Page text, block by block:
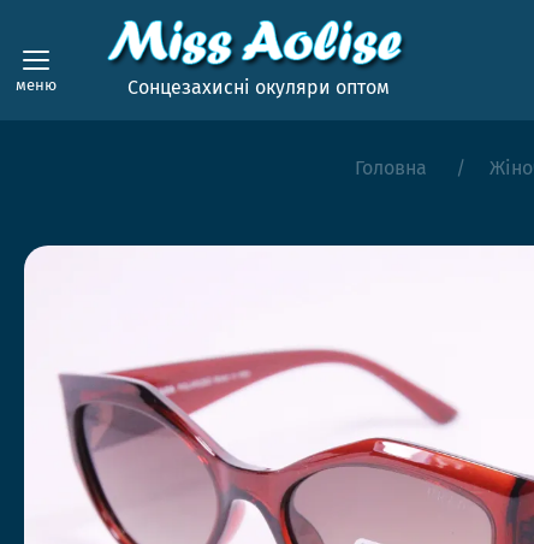
меню Сонцезахисні окуляри оптом
Головна